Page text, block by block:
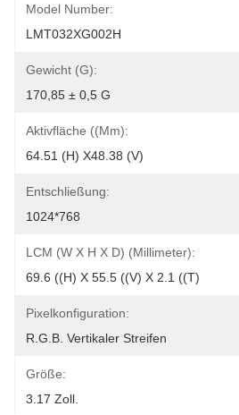
Model Number:
LMT032XG002H
Gewicht (G):
170,85 ± 0,5 G
Aktivfläche ((mm):
64.51 (H) X48.38 (V)
Entschließung:
1024*768
LCM (W X H X D) (Millimeter):
69.6 ((H) X 55.5 ((V) X 2.1 ((T)
Pixelkonfiguration:
R.G.B. Vertikaler Streifen
Größe:
3.17 Zoll.